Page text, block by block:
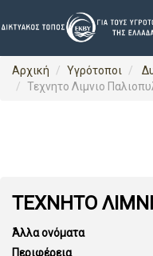
Αρχική Υγρότοποι
Τεχνητο Λιμνιο
ΤΕΧΝΗΤΟ
Άλλα ονόματα
Περιφέρεια